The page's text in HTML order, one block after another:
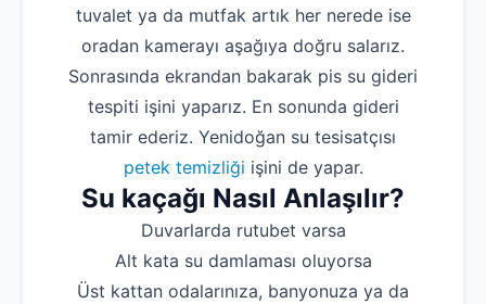
tuvalet ya da mutfak artık her nerede ise
oradan kamerayı aşağıya doğru salarız.
Sonrasında ekrandan bakarak pis su gideri
tespiti işini yaparız. En sonunda gideri
tamir ederiz. Yenidoğan su tesisatçısı
petek temizliği işini de yapar.
Su kaçağı Nasıl Anlaşılır?
Duvarlarda rutubet varsa
Alt kata su damlaması oluyorsa
Üst kattan odalarınıza, banyonuza ya da